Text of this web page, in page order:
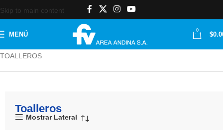
Skip to main content
MENÚ
0
$
Porcelana Toalleros
TOALLEROS
Toalleros
Mostrar Lateral